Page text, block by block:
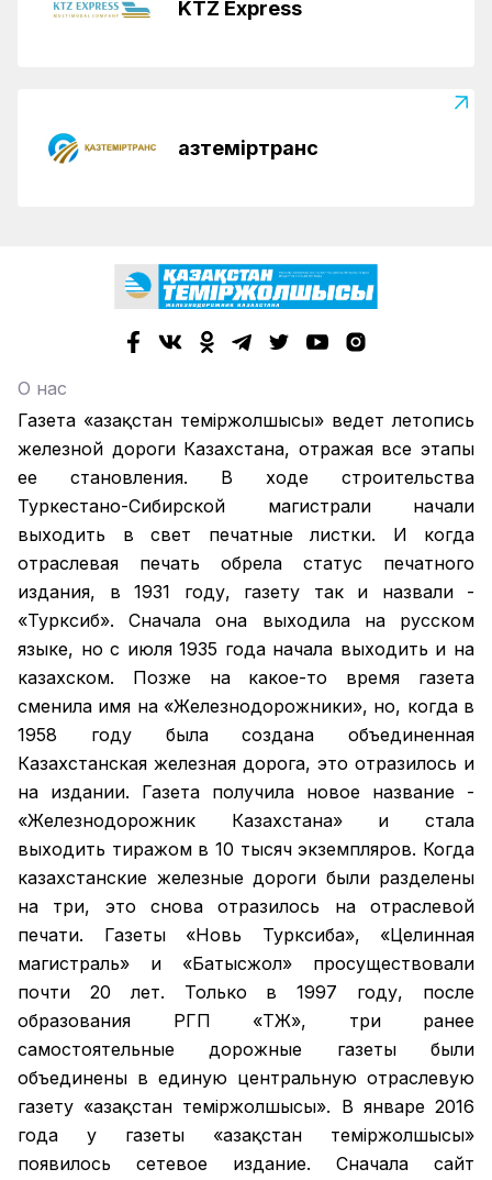
KTZ Express
Қазтеміртранс
О нас
Газета «Қазақстан теміржолшысы» ведет летопись
железной дороги Казахстана, отражая все этапы
ее становления. В ходе строительства
Туркестано-Сибирской магистрали начали
выходить в свет печатные листки. И когда
отраслевая печать обрела статус печатного
издания, в 1931 году, газету так и назвали -
«Турксиб». Сначала она выходила на русском
языке, но с июля 1935 года начала выходить и на
казахском. Позже на какое-то время газета
сменила имя на «Железнодорожники», но, когда в
1958 году была создана объединенная
Казахстанская железная дорога, это отразилось и
на издании. Газета получила новое название -
«Железнодорожник Казахстана» и стала
выходить тиражом в 10 тысяч экземпляров. Когда
казахстанские железные дороги были разделены
на три, это снова отразилось на отраслевой
печати. Газеты «Новь Турксиба», «Целинная
магистраль» и «Батысжол» просуществовали
почти 20 лет. Только в 1997 году, после
образования РГП «ҚТЖ», три ранее
самостоятельные дорожные газеты были
объединены в единую центральную отраслевую
газету «Қазақстан темiржолшысы». В январе 2016
года у газеты «Қазақстан теміржолшысы»
появилось сетевое издание. Сначала сайт